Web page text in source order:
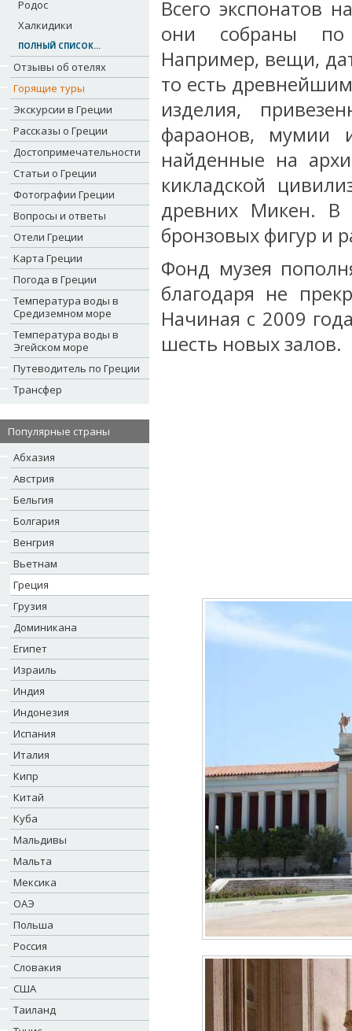
Родос
Халкидики
ПОЛНЫЙ СПИСОК...
Отзывы об отелях
Горящие туры
Экскурсии в Греции
Рассказы о Греции
Достопримечательности
Статьи о Греции
Фотографии Греции
Вопросы и ответы
Отели Греции
Карта Греции
Погода в Греции
Температура воды в
Средиземном море
Температура воды в
Эгейском море
Путеводитель по Греции
Трансфер
Популярные страны
Абхазия
Австрия
Бельгия
Болгария
Венгрия
Вьетнам
Греция
Грузия
Доминикана
Египет
Израиль
Индия
Индонезия
Испания
Италия
Кипр
Китай
Куба
Мальдивы
Мальта
Мексика
ОАЭ
Польша
Россия
Словакия
США
Таиланд
Всего экспонатов
они собраны по
Например, вещи,
то есть
изделия,
фараонов, мумии
найденные на
кикладской
древних Микен. В
бронзовых фигур и
Фонд музея
благодаря не
Начиная с 2009
шесть новых залов.